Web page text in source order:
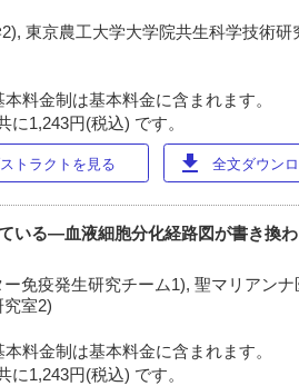
東京農工大学大学院共生科学技術研
料金制は基本料金に含まれます。
1,243円(税込) です。
トラクトを見る download 全文ダウン
いる―血液細胞分化経路図が書き換
免疫発生研究チーム1), 聖マリアン
室2)
料金制は基本料金に含まれます。
1,243円(税込) です。